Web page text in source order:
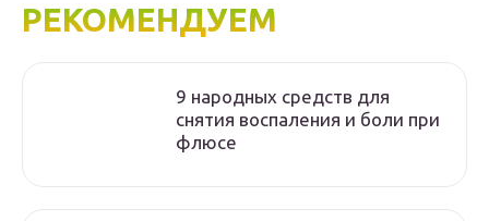
РЕКОМЕНДУЕМ
9 народных средств для
снятия воспаления и боли при
флюсе